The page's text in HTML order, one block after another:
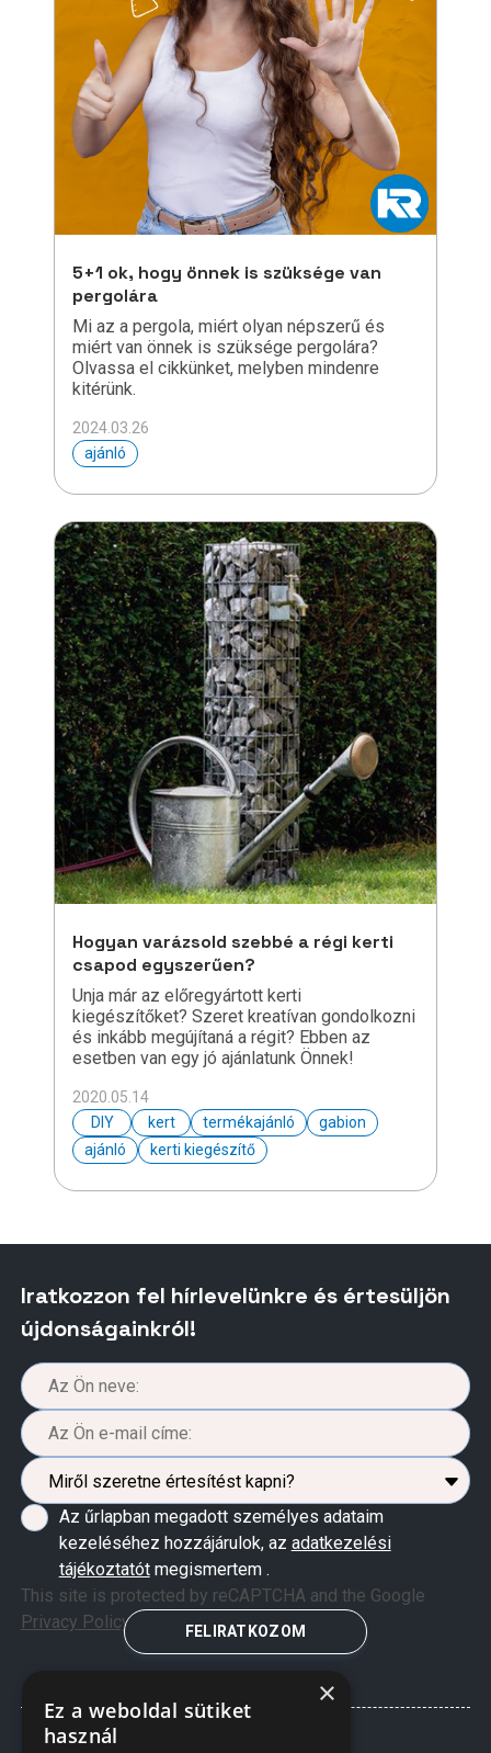
5+1 ok, hogy önnek is szüksége van
pergolára
Mi az a pergola, miért olyan népszerű és
miért van önnek is szüksége pergolára?
Olvassa el cikkünket, melyben mindenre
kitérünk.
2024.03.26
ajánló
Hogyan varázsold szebbé a régi kerti
csapod egyszerűen?
Unja már az előregyártott kerti
kiegészítőket? Szeret kreatívan gondolkozni
és inkább megújítaná a régit? Ebben az
esetben van egy jó ajánlatunk Önnek!
2020.05.14
DIY
kert termékajánló
gabion
ajánló
kerti kiegészítő
Iratkozzon fel hírlevelünkre és értesüljön
újdonságainkról!
Az űrlapban megadott személyes adataim
kezeléséhez hozzájárulok, az adatkezelési
tájékoztatótmegismertem .
This site is protected by reCAPTCHA and the Google
Privacy Policyand Terms of Serviceapply.
FELIRATKOZOM
×
Ez a weboldal sütiket
használ